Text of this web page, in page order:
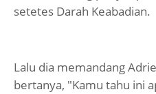
setetes Darah Keabadian.
Lalu dia memandang
bertanya, "Kamu tahu ini